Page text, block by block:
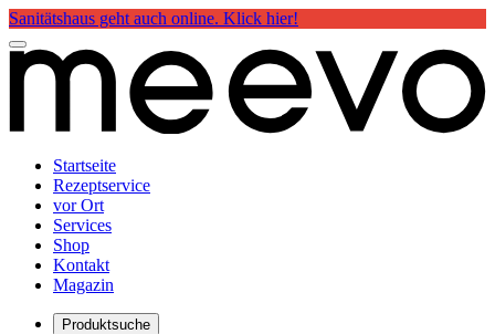
Sanitätshaus geht auch online. Klick hier!
Startseite
Rezeptservice
vor Ort
Services
Shop
Kontakt
Magazin
Produktsuche